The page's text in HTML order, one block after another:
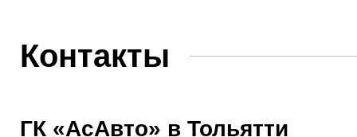
Контакты
ГК «АсАвто» в Тольятти